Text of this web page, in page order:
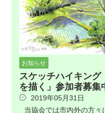
お知らせ
スケッチハイキング
を描く」参加者募集
2019年05月31日
当協会では市内外の方々